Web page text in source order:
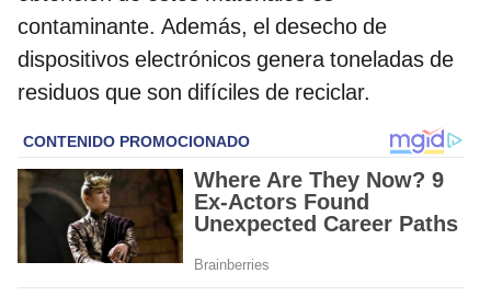
contaminante. Además, el desecho de
dispositivos electrónicos genera toneladas de
residuos que son difíciles de reciclar.